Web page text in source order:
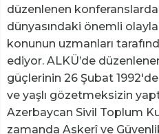
düzenlenen
dünyasındaki önemli
konunun uzmanları
ediyor. ALKÜ’de
güçlerinin 26 Şubat
ve yaşlı gözetmeksizin
Azerbaycan Sivil Toplum
zamanda Askerî ve